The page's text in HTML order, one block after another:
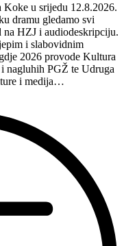
u srijedu 12.8.2026.
dramu gledamo svi
HZJ i audiodeskripciju.
i slabovidnim
2026 provode Kultura
nagluhih PGŽ te Udruga
i medija…